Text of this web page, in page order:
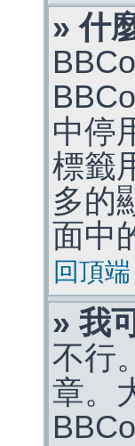
» 什
中停
標籤
多的
面中
回頂端
» 我
不行
章。